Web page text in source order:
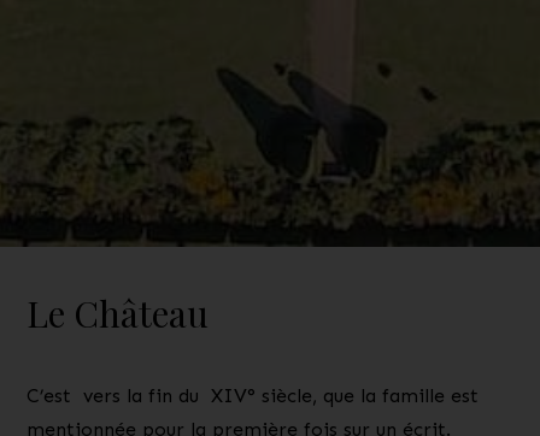
Le Château
C’est vers la fin du XIV° siècle, que la famille est
mentionnée pour la première fois sur un écrit.